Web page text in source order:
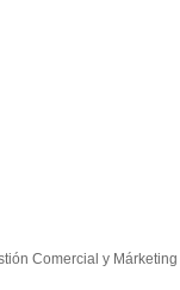
Comercial y Márketing